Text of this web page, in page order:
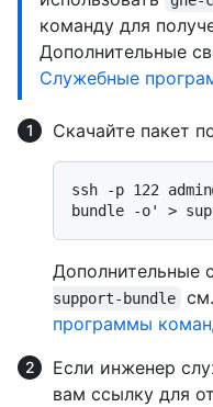
команду для
Дополнительные
Служебные
Скачайте пакет
ssh -p 122
Дополнительные
support-bundle
программы
Если инженер
вам ссылку для